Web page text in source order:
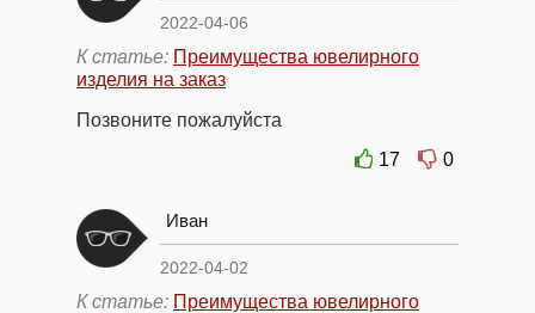
2022-04-06
К статье: Преимущества ювелирного
изделия на заказ
Позвоните пожалуйста
17
0
Иван
2022-04-02
К статье: Преимущества ювелирного